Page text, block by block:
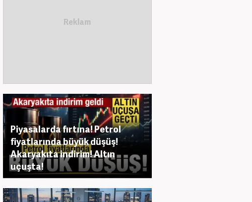
Piyasalarda fırtına! Petrol
fiyatlarında büyük düşüş!
Akaryakıta indirim! Altın
uçuşta!